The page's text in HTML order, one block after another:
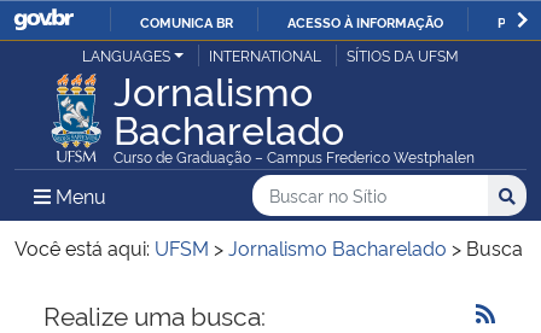
IR
PARA
O
CONTEÚDO
COMUNICA BR ACESSO À INFORMAÇÃO
Ministério da Justiça e Segurança Pública
Ministério da Defesa
Ministério das Relações Exteriores
Ministério da Economia
LANGUAGES INTERNATIONAL SÍTIOS DA UFSM
Jornalismo
Bacharelado
Curso de Graduação – Campus Frederico Westphalen
Menu Menu Principal do Sítio
Busca
Buscar no no Sítio
Busca:
Você está aqui: UFSM >Jornalismo Bacharelado > Busca
Início do conteúdo
Realize uma busca: